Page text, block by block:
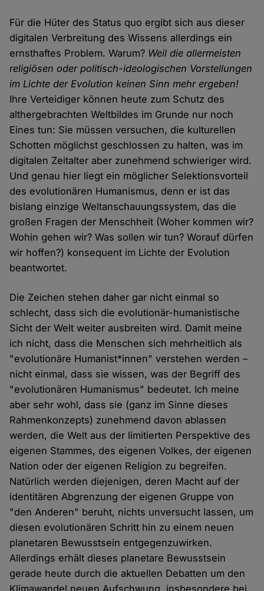
Für die Hüter des Status quo ergibt sich aus dieser
digitalen Verbreitung des Wissens allerdings ein
ernsthaftes Problem. Warum? Weil die allermeisten
religiösen oder politisch-ideologischen Vorstellungen
im Lichte der Evolution keinen Sinn mehr ergeben!
Ihre Verteidiger können heute zum Schutz des
althergebrachten Weltbildes im Grunde nur noch
Eines tun: Sie müssen versuchen, die kulturellen
Schotten möglichst geschlossen zu halten, was im
digitalen Zeitalter aber zunehmend schwieriger wird.
Und genau hier liegt ein möglicher Selektionsvorteil
des evolutionären Humanismus, denn er ist das
bislang einzige Weltanschauungssystem, das die
großen Fragen der Menschheit (Woher kommen wir?
Wohin gehen wir? Was sollen wir tun? Worauf dürfen
wir hoffen?) konsequent im Lichte der Evolution
beantwortet.
Die Zeichen stehen daher gar nicht einmal so
schlecht, dass sich die evolutionär-humanistische
Sicht der Welt weiter ausbreiten wird. Damit meine
ich nicht, dass die Menschen sich mehrheitlich als
"evolutionäre Humanist*innen" verstehen werden –
nicht einmal, dass sie wissen, was der Begriff des
"evolutionären Humanismus" bedeutet. Ich meine
aber sehr wohl, dass sie (ganz im Sinne dieses
Rahmenkonzepts) zunehmend davon ablassen
werden, die Welt aus der limitierten Perspektive des
eigenen Stammes, des eigenen Volkes, der eigenen
Nation oder der eigenen Religion zu begreifen.
Natürlich werden diejenigen, deren Macht auf der
identitären Abgrenzung der eigenen Gruppe von
"den Anderen" beruht, nichts unversucht lassen, um
diesen evolutionären Schritt hin zu einem neuen
planetaren Bewusstsein entgegenzuwirken.
Allerdings erhält dieses planetare Bewusstsein
gerade heute durch die aktuellen Debatten um den